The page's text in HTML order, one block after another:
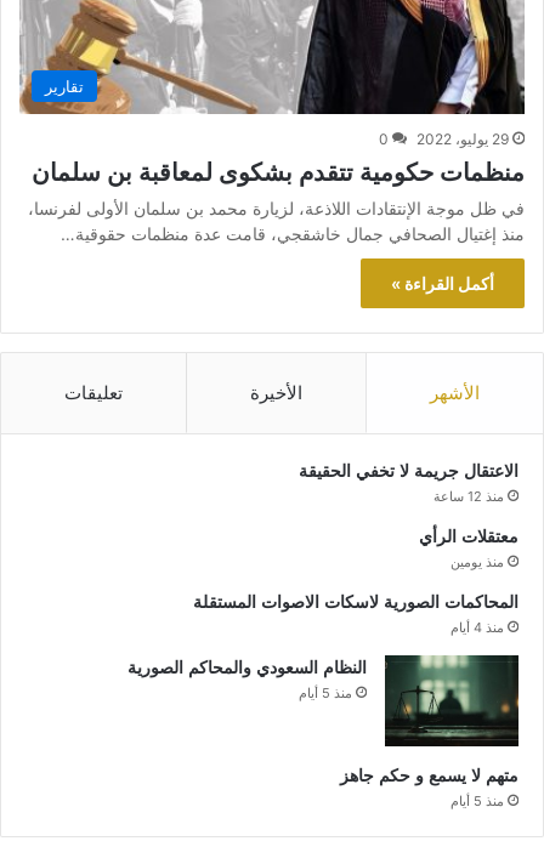
تقارير
29 يوليو، 2022 0
منظمات حكومية تتقدم بشكوى لمعاقبة بن سلمان
في ظل موجة الإنتقادات اللاذعة، لزيارة محمد بن سلمان الأولى لفرنسا،
منذ إغتيال الصحافي جمال خاشقجي، قامت عدة منظمات حقوقية…
أكمل القراءة »
الأشهر الأخيرة تعليقات
الاعتقال جريمة لا تخفي الحقيقة
منذ 12 ساعة
معتقلات الرأي
منذ يومين
المحاكمات الصورية لاسكات الاصوات المستقلة
منذ 4 أيام
النظام السعودي والمحاكم الصورية
منذ 5 أيام
متهم لا يسمع و حكم جاهز
منذ 5 أيام